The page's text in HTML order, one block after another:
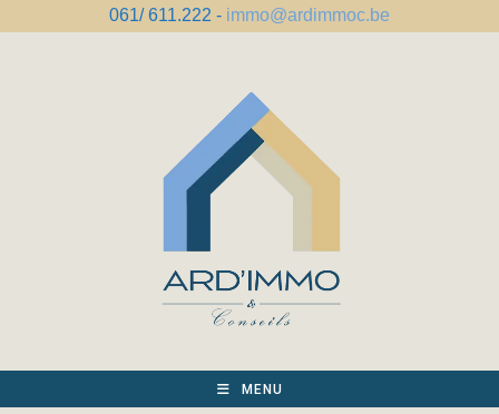
061/ 611.222 - immo@ardimmoc.be
MENU